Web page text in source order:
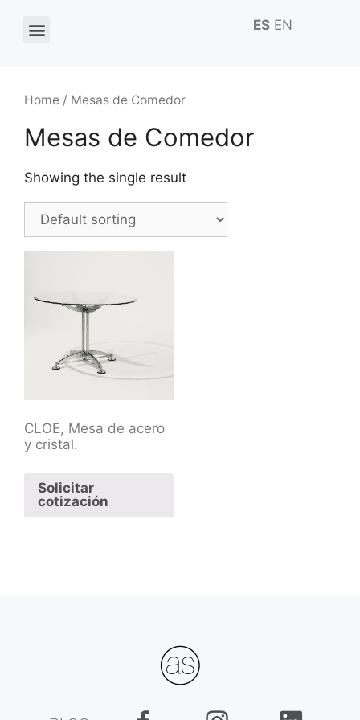
ES EN
Home / Mesas de Comedor
Mesas de Comedor
Showing the single result
CLOE, Mesa de acero
y cristal.
Solicitar
cotización